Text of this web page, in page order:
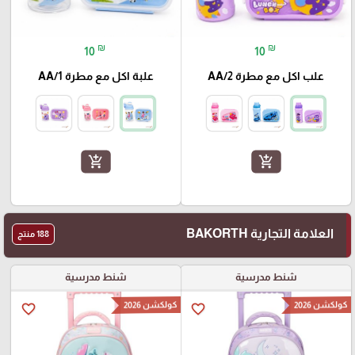
10 ₪
علب اكل مع مطرة AA/2
add_shopping_cart
10 ₪
علبة اكل مع مطرة AA/1
add_shopping_cart
العلامة التجارية BAKORTH 188 منتج
شنط مدرسية
favorite_border كولكشن 2026
شنط مدرسية
favorite_border كولكشن 2026